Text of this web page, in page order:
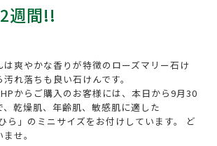
週間!!
爽やかな香りが特徴のローズマリー石け
れ落ちも良い石けんです。
からご購入のお客様には、本日から9月30
、乾燥肌、年齢肌、敏感肌に適した
ら」のミニサイズをお付けしています。 ど
せ。